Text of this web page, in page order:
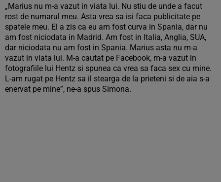
„Marius nu m-a vazut in viata lui. Nu stiu de unde a facut
rost de numarul meu. Asta vrea sa isi faca publicitate pe
spatele meu. El a zis ca eu am fost curva in Spania, dar nu
am fost niciodata in Madrid. Am fost in Italia, Anglia, SUA,
dar niciodata nu am fost in Spania. Marius asta nu m-a
vazut in viata lui. M-a cautat pe Facebook, m-a vazut in
fotografiile lui Hentz si spunea ca vrea sa faca sex cu mine.
L-am rugat pe Hentz sa il stearga de la prieteni si de aia s-a
enervat pe mine”, ne-a spus Simona.